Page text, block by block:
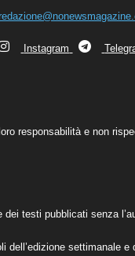
Instagram
responsabilità e non
testi pubblicati senza
dell’edizione settimanale